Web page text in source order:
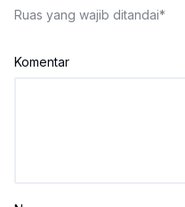
Ruas yang wajib ditandai*
Komentar